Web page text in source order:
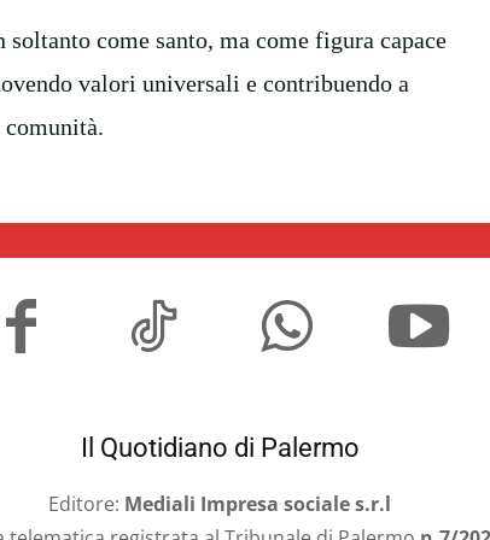
soltanto come santo, ma come figura capace
valori universali e contribuendo a
Il Quotidiano di Palermo
Editore: Mediali Impresa sociale s.r.l